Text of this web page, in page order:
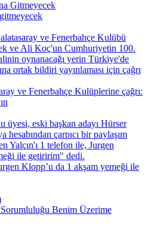
ve Fenerbahçe Kulüplerine çağrı:
Klopp’u da 1 akşam yemeği ile
Benim Üzerime